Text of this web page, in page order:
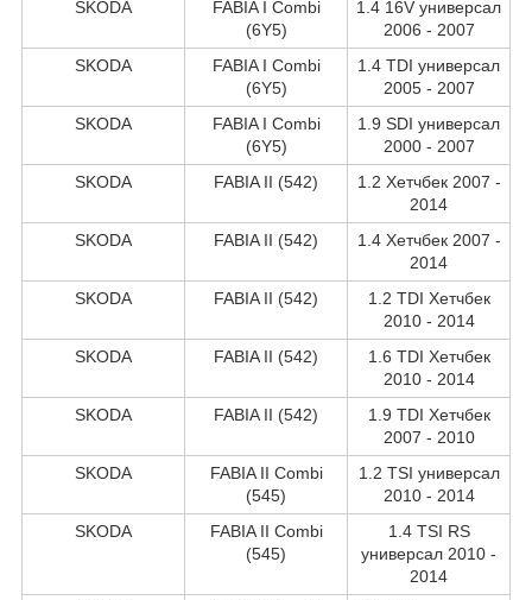
SKODA
FABIA I Combi
(6Y5)
1.4 16V универсал
2006 - 2007
SKODA
FABIA I Combi
(6Y5)
1.4 TDI универсал
2005 - 2007
SKODA
FABIA I Combi
(6Y5)
1.9 SDI универсал
2000 - 2007
SKODA
FABIA II (542)
1.2 Хетчбек 2007 -
2014
SKODA
FABIA II (542)
1.4 Хетчбек 2007 -
2014
SKODA
FABIA II (542)
1.2 TDI Хетчбек
2010 - 2014
SKODA
FABIA II (542)
1.6 TDI Хетчбек
2010 - 2014
SKODA
FABIA II (542)
1.9 TDI Хетчбек
2007 - 2010
SKODA
FABIA II Combi
(545)
1.2 TSI универсал
2010 - 2014
SKODA
FABIA II Combi
(545)
1.4 TSI RS
универсал 2010 -
2014